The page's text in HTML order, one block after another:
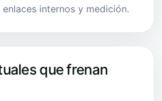
enlaces internos y medición.
que frenan